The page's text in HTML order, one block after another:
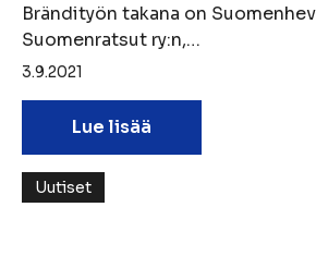
Brändityön takana on
Suomenratsut ry:n,…
3.9.2021
Lue lisää
Uutiset